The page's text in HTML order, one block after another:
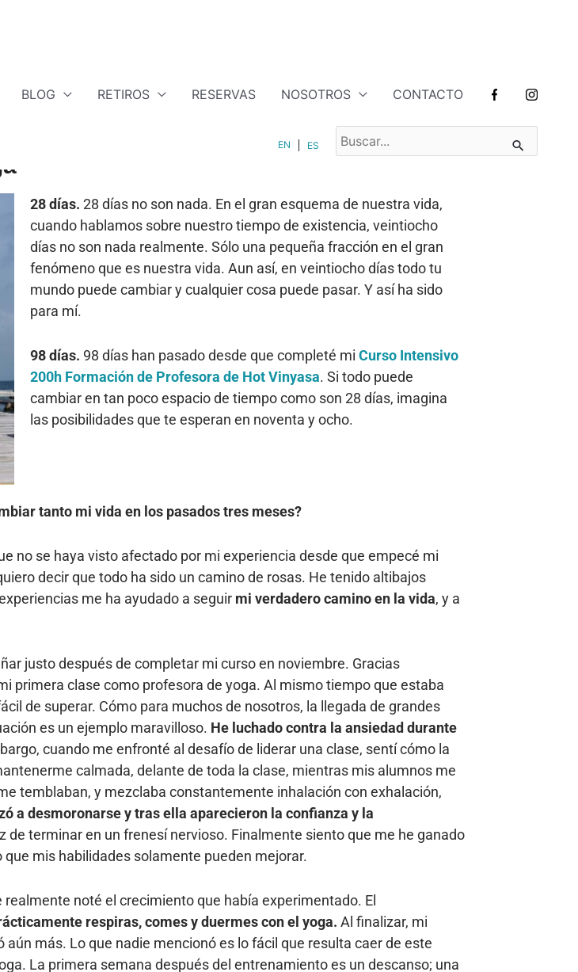
BLOG RETIROS RESERVAS NOSOTROS CONTACTO
EN ES
BUSCAR
POR:
28 días. 28 días no son nada. En el gran esquema de nuestra vida,
cuando hablamos sobre nuestro tiempo de existencia, veintiocho
días no son nada realmente. Sólo una pequeña fracción en el gran
fenómeno que es nuestra vida. Aun así, en veintiocho días todo tu
mundo puede cambiar y cualquier cosa puede pasar. Y así ha sido
para mí.
98 días. 98 días han pasado desde que completé mi Curso Intensivo
200h Formación de Profesora de Hot Vinyasa. Si todo puede
cambiar en tan poco espacio de tiempo como son 28 días, imagina
las posibilidades que te esperan en noventa y ocho.
tanto mi vida en los pasados tres meses?
no se haya visto afectado por mi experiencia desde que empecé mi
decir que todo ha sido un camino de rosas. He tenido altibajos
me ha ayudado a seguir mi verdadero camino en la vida, y a
justo después de completar mi curso en noviembre. Gracias
primera clase como profesora de yoga. Al mismo tiempo que estaba
de superar. Cómo para muchos de nosotros, la llegada de grandes
es un ejemplo maravilloso. He luchado contra la ansiedad durante
cuando me enfronté al desafío de liderar una clase, sentí cómo la
calmada, delante de toda la clase, mientras mis alumnos me
temblaban, y mezclaba constantemente inhalación con exhalación,
a desmoronarse y tras ella aparecieron la confianza y la
de terminar en un frenesí nervioso. Finalmente siento que me he ganado
que mis habilidades solamente pueden mejorar.
noté el crecimiento que había experimentado. El
respiras, comes y duermes con el yoga. Al finalizar, mi
más. Lo que nadie mencionó es lo fácil que resulta caer de este
La primera semana después del entrenamiento es un descanso; una